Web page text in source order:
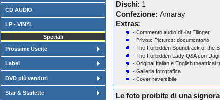
CD AUDIO
LP - VINYL
Speciali
Prossime Uscite
Label
DVD più venduti
Star & Starlette
Dischi: 1
Confezione: Amaray
Extras:
- Commento audio di Kat Ellinger
- Private Pictures: documentario
- The Forbidden Soundtrack of the
- The Forbidden Lady Q&A con
- Original Italian e English theatrical
- Galleria fotografica
- Cover reversibile
Le foto proibite di una